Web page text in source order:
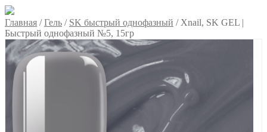
Главная /Гель / SK быстрый однофазный / Xnail, SK GEL |
Быстрый однофазный №5, 15гр